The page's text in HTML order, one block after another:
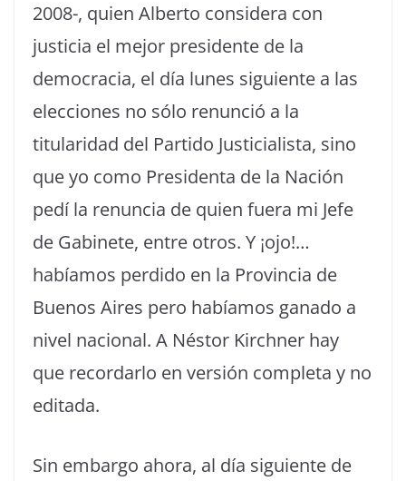
2008-, quien Alberto considera con
justicia el mejor presidente de la
democracia, el día lunes siguiente a las
elecciones no sólo renunció a la
titularidad del Partido Justicialista, sino
que yo como Presidenta de la Nación
pedí la renuncia de quien fuera mi Jefe
de Gabinete, entre otros. Y ¡ojo!…
habíamos perdido en la Provincia de
Buenos Aires pero habíamos ganado a
nivel nacional. A Néstor Kirchner hay
que recordarlo en versión completa y no
editada.
Sin embargo ahora, al día siguiente de